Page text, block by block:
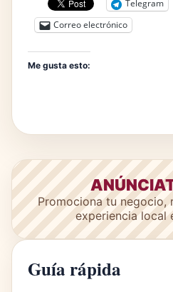
Telegram
Correo electrónico
Me gusta esto:
Promociona tu negocio,
experiencia local
Guía rápida